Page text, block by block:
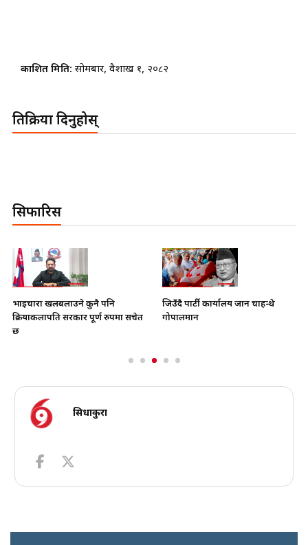
प्रकाशित मिति: सोमबार, वैशाख १, २०८२
प्रतिक्रिया दिनुहोस्
सिफारिस
भाइचारा खलबलाउने कुनै पनि
क्रियाकलापप्रति सरकार पूर्ण रुपमा सचेत
छ
जिउँदै पार्टी कार्यालय जान चाहन्थे
गोपालमान
सिधाकुरा